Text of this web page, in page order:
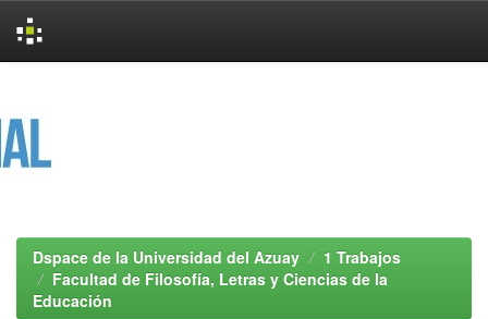
Dspace de la Universidad del Azuay
1 Trabajos
Facultad de Filosofía, Letras y Ciencias de la
Educación